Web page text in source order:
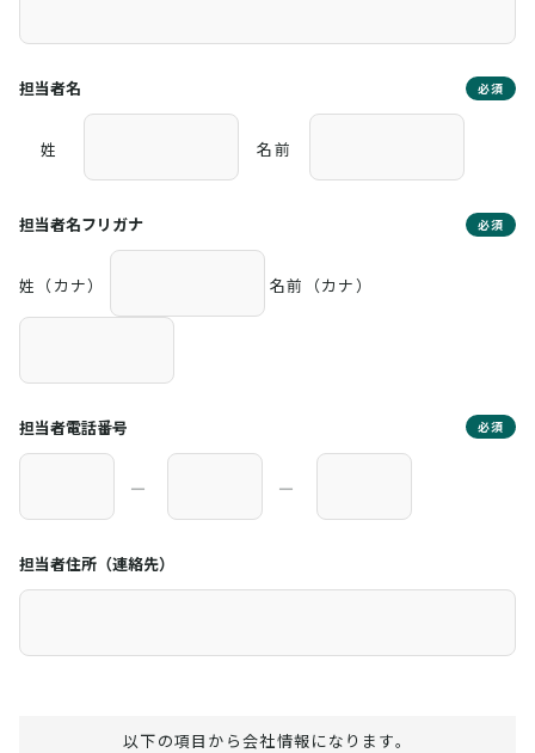
担当者名 必須
姓 名前
担当者名フリガナ 必須
姓（カナ） 名前（カナ）
担当者電話番号 必須
― ―
担当者住所（連絡先）
以下の項目から会社情報になります。